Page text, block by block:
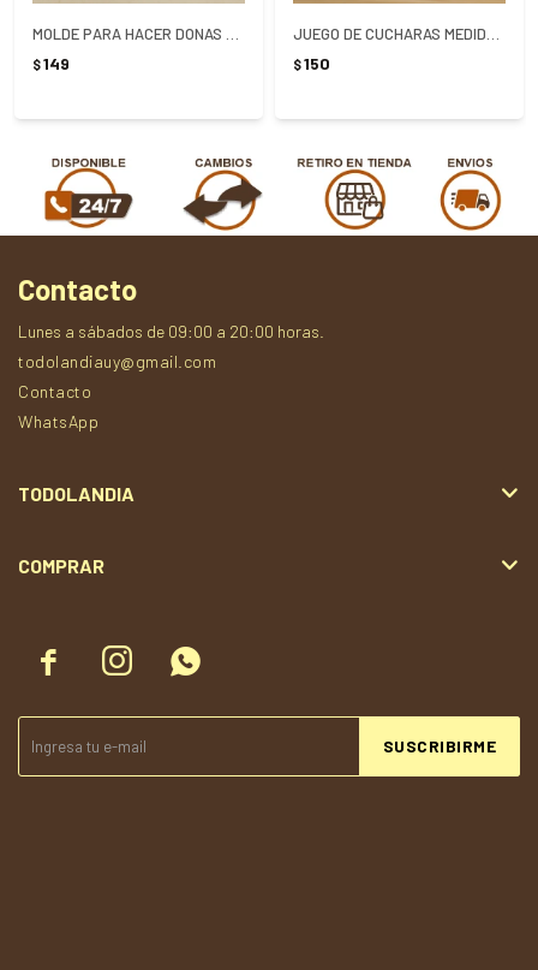
$149 $150
  
SUSCRIBIRME
Contacto
Lunes a sábados de 09:00 a 20:00 horas.
todolandiauy@gmail.com
Contacto
WhatsApp
TODOLANDIA
COMPRAR